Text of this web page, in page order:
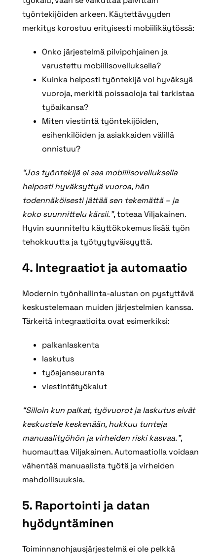
työntekijöiden arkeen. Käytettävyyden
merkitys korostuu erityisesti mobiilikäytössä:
Onko järjestelmä pilvipohjainen ja
varustettu mobiilisovelluksella?
Kuinka helposti työntekijä voi hyväksyä
vuoroja, merkitä poissaoloja tai tarkistaa
työaikansa?
Miten viestintä työntekijöiden,
esihenkilöiden ja asiakkaiden välillä
onnistuu?
“Jos työntekijä ei saa mobiilisovelluksella
helposti hyväksyttyä vuoroa, hän
todennäköisesti jättää sen tekemättä – ja
koko suunnittelu kärsii.”, toteaa Viljakainen.
Hyvin suunniteltu käyttökokemus lisää työn
tehokkuutta ja työtyytyväisyyttä.
4. Integraatiot ja automaatio
Modernin työnhallinta-alustan on pystyttävä
keskustelemaan muiden järjestelmien kanssa.
Tärkeitä integraatioita ovat esimerkiksi:
palkanlaskenta
laskutus
työajanseuranta
viestintätyökalut
“Silloin kun palkat, työvuorot ja laskutus eivät
keskustele keskenään, hukkuu tunteja
manuaalityöhön ja virheiden riski kasvaa.”,
huomauttaa Viljakainen. Automaatiolla voidaan
vähentää manuaalista työtä ja virheiden
mahdollisuuksia.
5. Raportointi ja datan
hyödyntäminen
Toiminnanohjausjärjestelmä ei ole pelkkä